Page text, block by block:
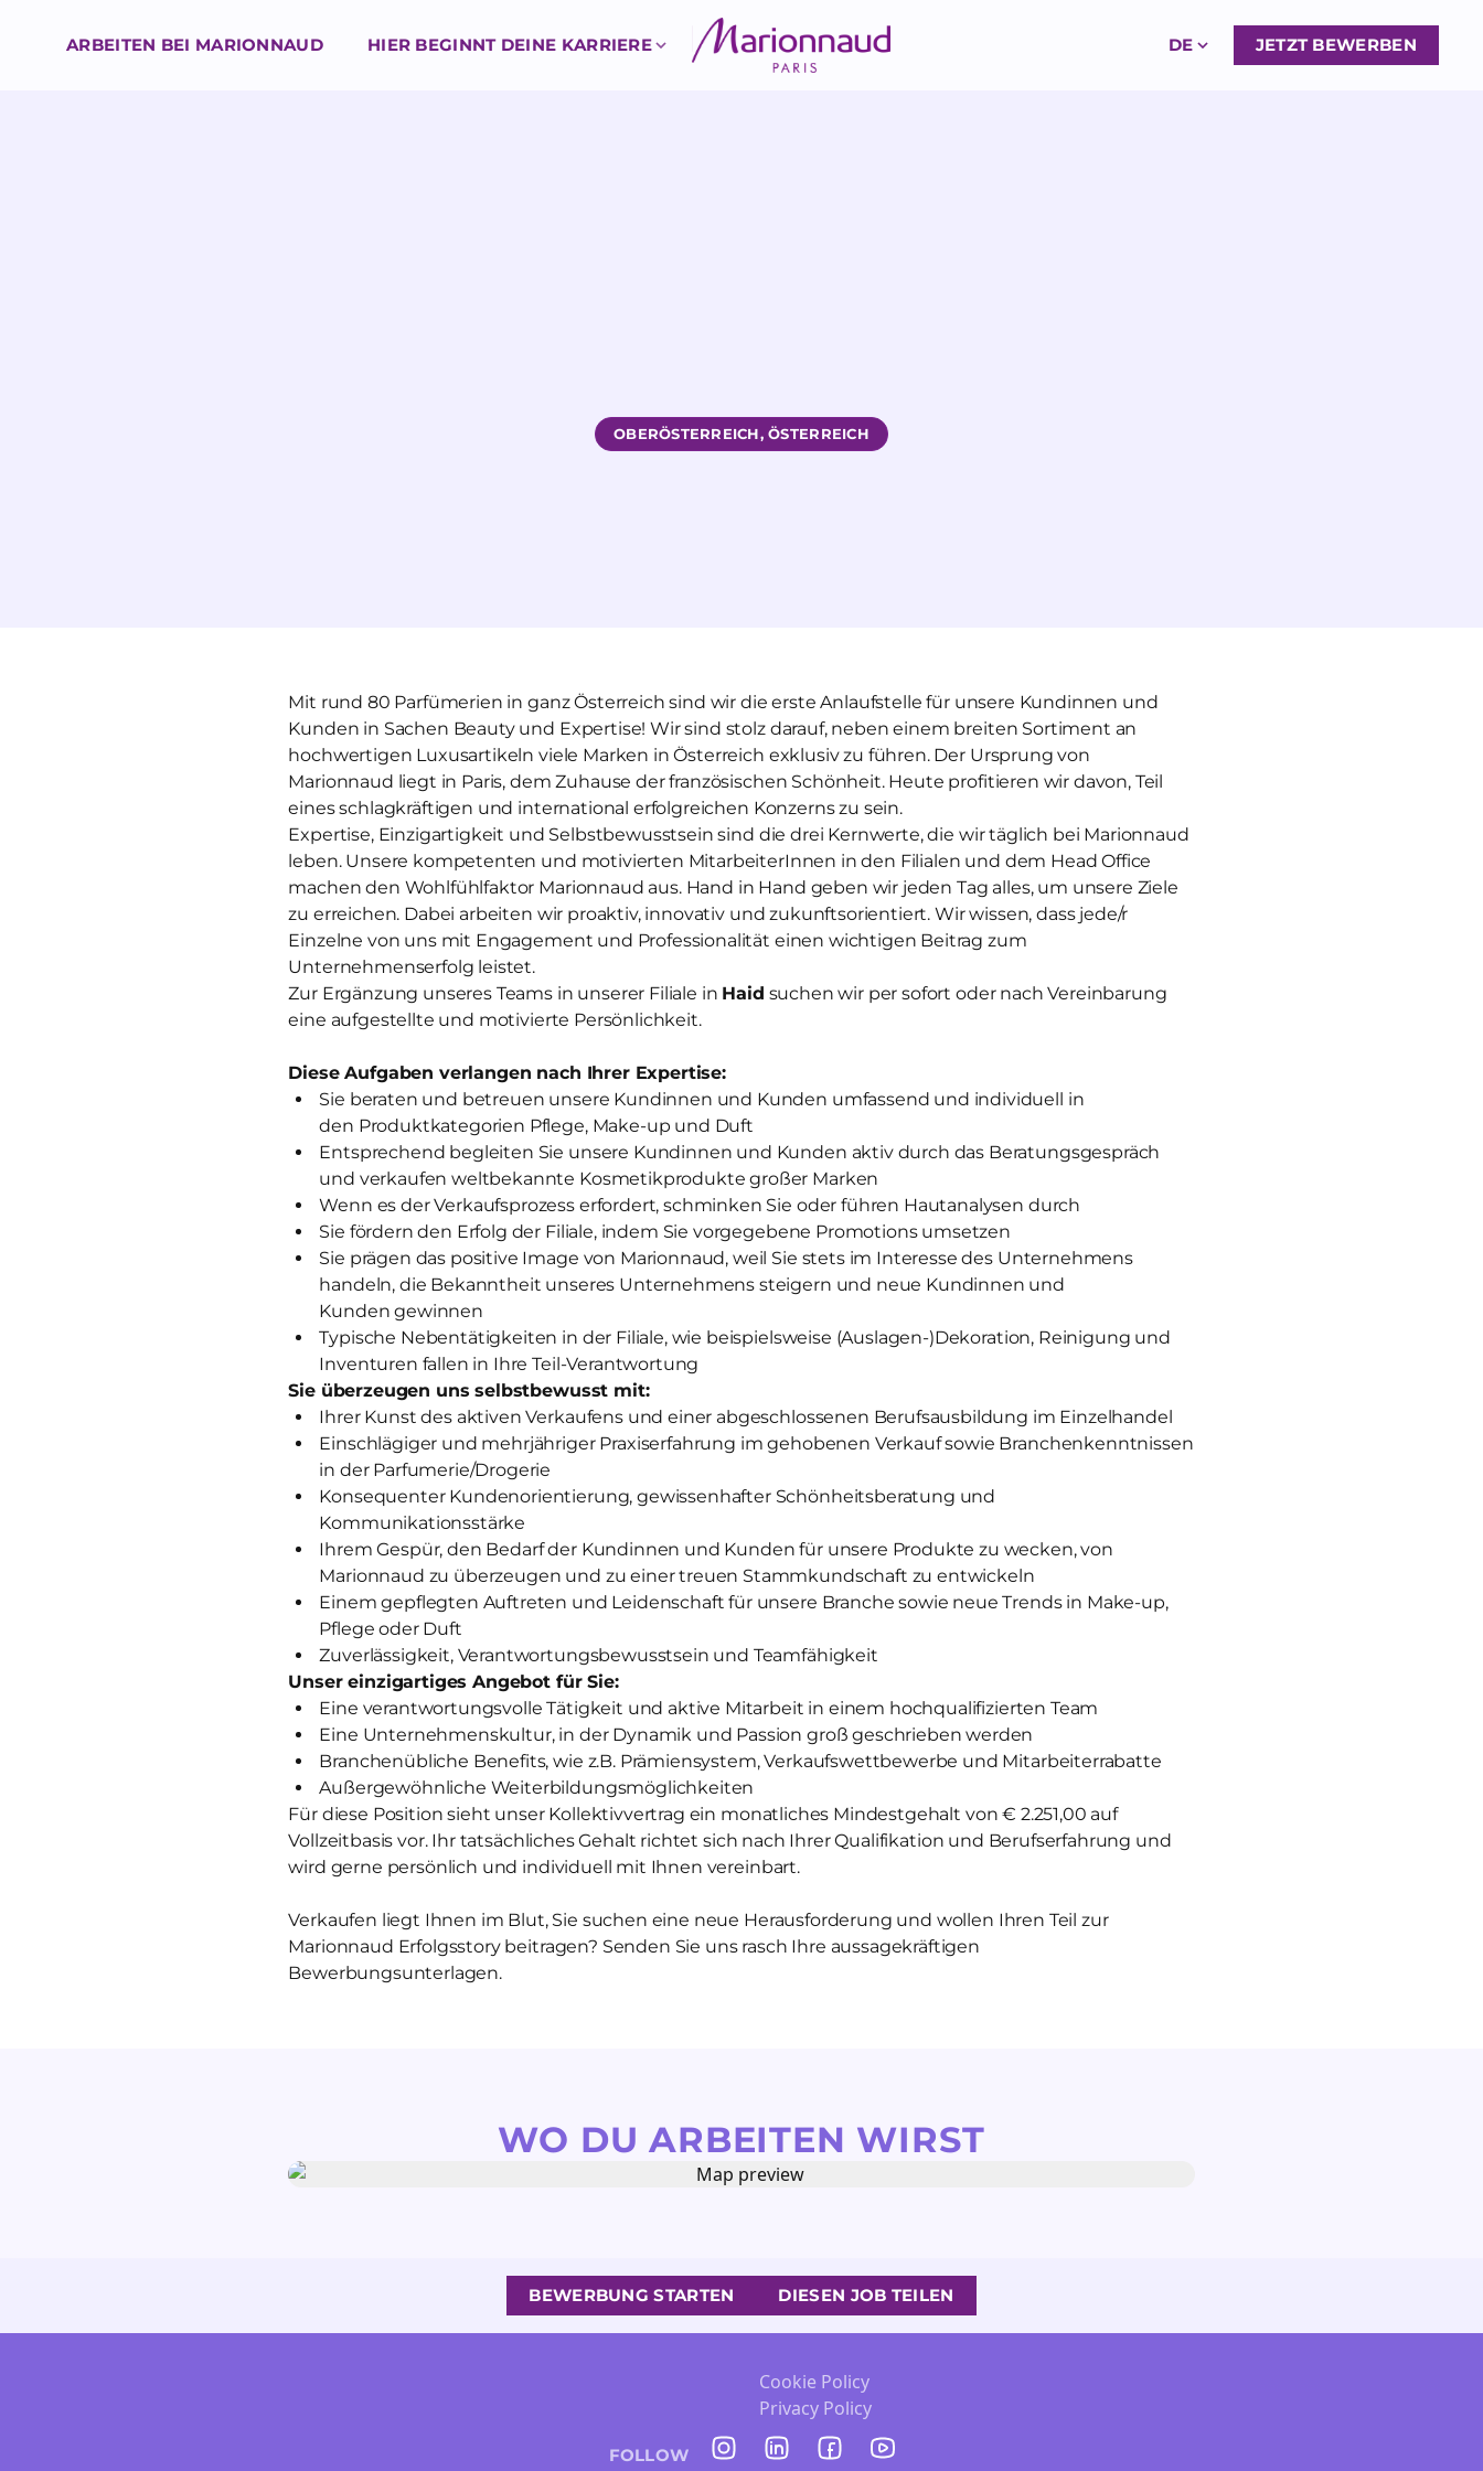
ARBEITEN BEI MARIONNAUD HIER BEGINNT DEINE KARRIERE DE JETZT BEWERBEN
OBERÖSTERREICH, ÖSTERREICH
Mit rund 80 Parfümerien in ganz Österreich sind wir die erste Anlaufstelle für unsere Kundinnen und
Kunden in Sachen Beauty und Expertise! Wir sind stolz darauf, neben einem breiten Sortiment an
hochwertigen Luxusartikeln viele Marken in Österreich exklusiv zu führen. Der Ursprung von
Marionnaud liegt in Paris, dem Zuhause der französischen Schönheit. Heute profitieren wir davon, Teil
eines schlagkräftigen und international erfolgreichen Konzerns zu sein.
Expertise, Einzigartigkeit und Selbstbewusstsein sind die drei Kernwerte, die wir täglich bei Marionnaud
leben. Unsere kompetenten und motivierten MitarbeiterInnen in den Filialen und dem Head Office
machen den Wohlfühlfaktor Marionnaud aus. Hand in Hand geben wir jeden Tag alles, um unsere Ziele
zu erreichen. Dabei arbeiten wir proaktiv, innovativ und zukunftsorientiert. Wir wissen, dass jede/r
Einzelne von uns mit Engagement und Professionalität einen wichtigen Beitrag zum
Unternehmenserfolg leistet.
Zur Ergänzung unseres Teams in unserer Filiale in Haid suchen wir per sofort oder nach Vereinbarung
eine aufgestellte und motivierte Persönlichkeit.
Diese Aufgaben verlangen nach Ihrer Expertise:
Sie beraten und betreuen unsere Kundinnen und Kunden umfassend und individuell in
den Produktkategorien Pflege, Make-up und Duft
Entsprechend begleiten Sie unsere Kundinnen und Kunden aktiv durch das Beratungsgespräch
und verkaufen weltbekannte Kosmetikprodukte großer Marken
Wenn es der Verkaufsprozess erfordert, schminken Sie oder führen Hautanalysen durch
Sie fördern den Erfolg der Filiale, indem Sie vorgegebene Promotions umsetzen
Sie prägen das positive Image von Marionnaud, weil Sie stets im Interesse des Unternehmens
handeln, die Bekanntheit unseres Unternehmens steigern und neue Kundinnen und
Kunden gewinnen
Typische Nebentätigkeiten in der Filiale, wie beispielsweise (Auslagen-)Dekoration, Reinigung und
Inventuren fallen in Ihre Teil-Verantwortung
Sie überzeugen uns selbstbewusst mit:
Ihrer Kunst des aktiven Verkaufens und einer abgeschlossenen Berufsausbildung im Einzelhandel
Einschlägiger und mehrjähriger Praxiserfahrung im gehobenen Verkauf sowie Branchenkenntnissen
in der Parfumerie/Drogerie
Konsequenter Kundenorientierung, gewissenhafter Schönheitsberatung und
Kommunikationsstärke
Ihrem Gespür, den Bedarf der Kundinnen und Kunden für unsere Produkte zu wecken, von
Marionnaud zu überzeugen und zu einer treuen Stammkundschaft zu entwickeln
Einem gepflegten Auftreten und Leidenschaft für unsere Branche sowie neue Trends in Make-up,
Pflege oder Duft
Zuverlässigkeit, Verantwortungsbewusstsein und Teamfähigkeit
Unser einzigartiges Angebot für Sie:
Eine verantwortungsvolle Tätigkeit und aktive Mitarbeit in einem hochqualifizierten Team
Eine Unternehmenskultur, in der Dynamik und Passion groß geschrieben werden
Branchenübliche Benefits, wie z.B. Prämiensystem, Verkaufswettbewerbe und Mitarbeiterrabatte
Außergewöhnliche Weiterbildungsmöglichkeiten
Für diese Position sieht unser Kollektivvertrag ein monatliches Mindestgehalt von € 2.251,00 auf
Vollzeitbasis vor. Ihr tatsächliches Gehalt richtet sich nach Ihrer Qualifikation und Berufserfahrung und
wird gerne persönlich und individuell mit Ihnen vereinbart.
Verkaufen liegt Ihnen im Blut, Sie suchen eine neue Herausforderung und wollen Ihren Teil zur
Marionnaud Erfolgsstory beitragen? Senden Sie uns rasch Ihre aussagekräftigen
Bewerbungsunterlagen.
WO DU ARBEITEN WIRST
BEWERBUNG STARTEN DIESEN JOB TEILEN
Cookie Policy
Privacy Policy
FOLLOW